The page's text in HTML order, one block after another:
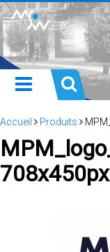
Accueil Produits
708x450px